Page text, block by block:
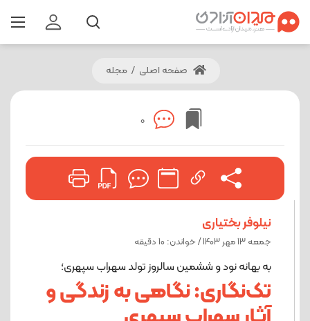
صفحه اصلی / مجله
0
نیلوفر بختیاری
جمعه 13 مهر 1403 / خواندن: 10 دقیقه
به بهانه نود و ششمین سالروز تولد سهراب سپهری؛
تک‌نگاری: نگاهی به زندگی و